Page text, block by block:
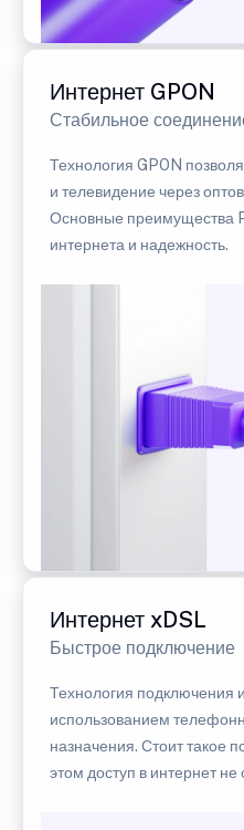
Интернет GPON
Стабильное
Технология GPON
и телевидение через
Основные преимущества
интернета и надежность.
Интернет xDSL
Быстрое подключение
Технология подключения
использованием
назначения. Стоит такое
этом доступ в интернет не